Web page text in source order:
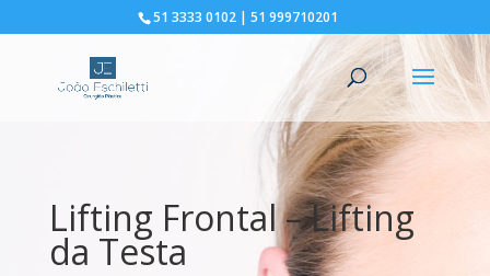
51 3333 0102 | 51 999710201
Lifting Frontal – Lifting
da Testa